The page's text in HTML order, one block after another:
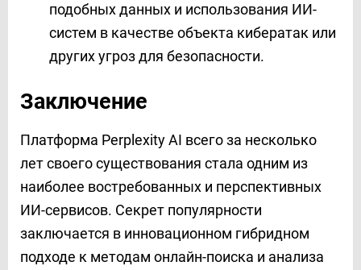
подобных данных и использования ИИ-
систем в качестве объекта кибератак или
других угроз для безопасности.
Заключение
Платформа Perplexity AI всего за несколько
лет своего существования стала одним из
наиболее востребованных и перспективных
ИИ-сервисов. Секрет популярности
заключается в инновационном гибридном
подходе к методам онлайн-поиска и анализа